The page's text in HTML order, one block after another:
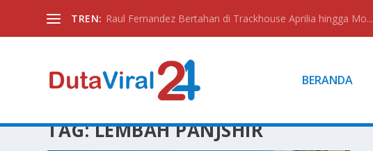
TREN: Raul Fernandez Bertahan di Trackhouse Aprilia hingga Mo...
BERANDA
TAG:LEMBAH PANJSHIR